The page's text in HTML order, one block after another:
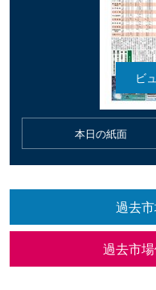
本日の紙面
過去市
過去市場